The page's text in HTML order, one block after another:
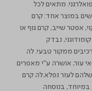
מתאים לכל
ילדים,תינוקות) 7 שימושים במוצר אחד: קרם
אפטר שייב, קרם גוף או
נבדק
ובפיקוח פדיאטרי. 99% מהמרכיבים ממקור טבעי. לה
עור, אושרה ע"י מאפרים
לעור נפלא.לה קרם
במיוחד, בנוסחה